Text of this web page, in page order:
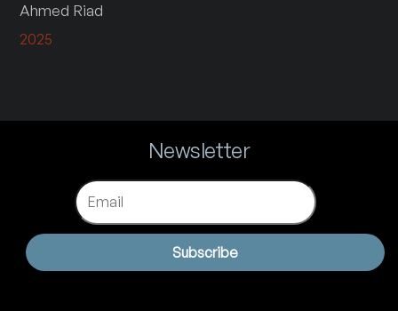
Ahmed Riad
2025
Newsletter
Email
Subscribe